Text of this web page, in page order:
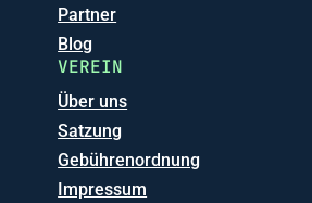
Partner
Blog
VEREIN
Über uns
Satzung
Gebührenordnung
Impressum